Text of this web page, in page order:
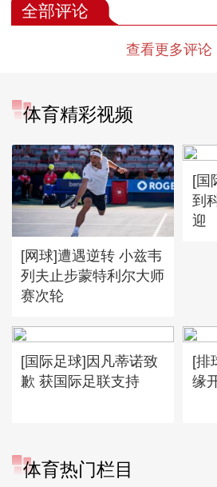
全部评论
查看更多评论
体育精彩视频
[网球]遭遇逆转 小兹韦
列夫止步蒙特利尔大师
赛次轮
[国
到
迎
[国际足球]因凡蒂诺致
歉 获国际足联支持
[排
缘
体育热门栏目